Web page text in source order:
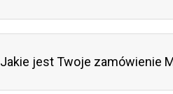
Jakie jest Twoje zamówienie